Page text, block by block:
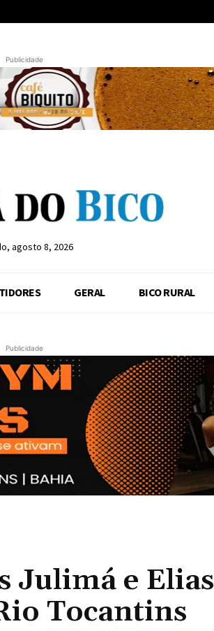
Publicidade
agosto 8, 2026
GERAL BICO RURAL
Publicidade
Julimá e Elias
Tocantins